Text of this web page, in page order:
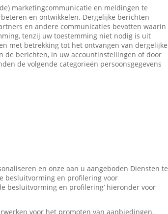
marketingcommunicatie en meldingen te
en ontwikkelen. Dergelijke berichten
en andere communicaties bevatten waarin
tenzij uw toestemming niet nodig is uit
met betrekking tot het ontvangen van dergelijke
de berichten, in uw accountinstellingen of door
de volgende categorieën persoonsgegevens
en onze aan u aangeboden Diensten te
besluitvorming en profilering voor
besluitvorming en profilering’ hieronder voor
voor het promoten van aanbiedingen,